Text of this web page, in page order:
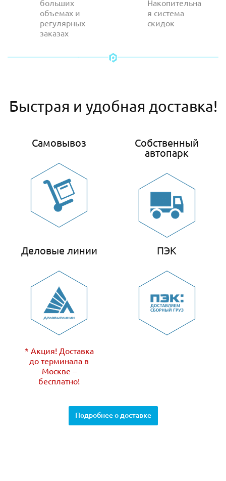
больших
объемах и
регулярных
заказах
Накопительна
я система
скидок
Быстрая и удобная доставка!
Самовывоз
Собственный
автопарк
Деловые линии
* Акция! Доставка
до терминала в
Москве –
бесплатно!
ПЭК
Подробнее о доставке